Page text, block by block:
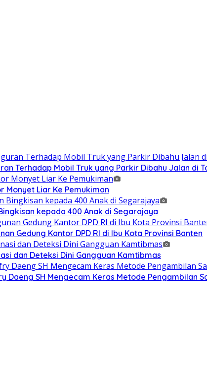
Terhadap Mobil Truk yang Parkir Dibahu Jalan di
Monyet Liar Ke Pemukiman
kepada 400 Anak di Segarajaya
Gedung Kantor DPD RI di Ibu Kota Provinsi Banten
dan Deteksi Dini Gangguan Kamtibmas
Daeng SH Mengecam Keras Metode Pengambilan